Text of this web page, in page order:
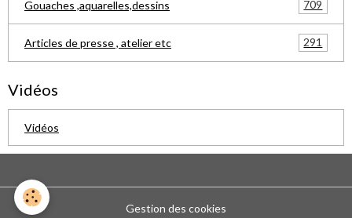
Gouaches ,aquarelles,dessins 709
Articles de presse , atelier etc 291
Vidéos
Vidéos
Gestion des cookies